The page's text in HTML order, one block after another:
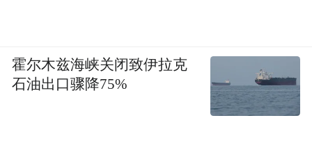
霍尔木兹海峡关闭致伊拉克
石油出口骤降75%